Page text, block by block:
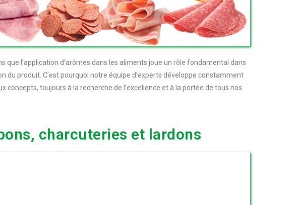
que l’application d’arômes dans les aliments joue un rôle fondamental dans
du produit. C’est pourquoi notre équipe d’experts développe constamment
concepts, toujours à la recherche de l’excellence et à la portée de tous nos
charcuteries et lardons